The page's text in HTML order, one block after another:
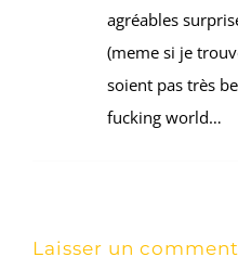
agréables
(meme si je
soient pas très
fucking world…
Laisser un